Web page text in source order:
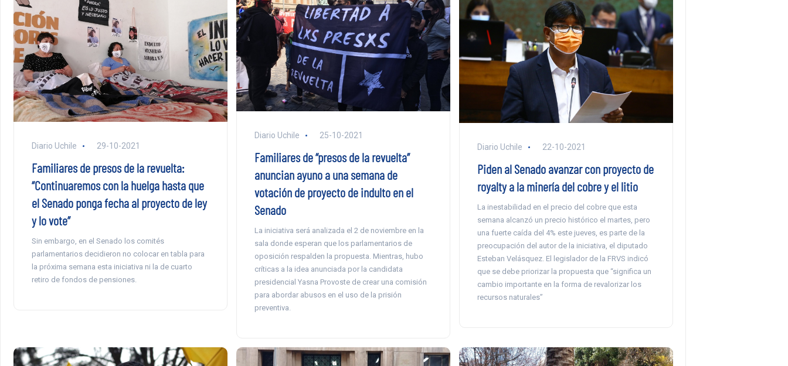
Diario Uchile 29-10-2021
Familiares de presos de la revuelta:
“Continuaremos con la huelga hasta que
el Senado ponga fecha al proyecto de ley
y lo vote”
Sin embargo, en el Senado los comités
parlamentarios decidieron no colocar en tabla para
la próxima semana esta iniciativa ni la de cuarto
retiro de fondos de pensiones.
Diario Uchile 25-10-2021
Familiares de “presos de la revuelta”
anuncian ayuno a una semana de
votación de proyecto de indulto en el
Senado
La iniciativa será analizada el 2 de noviembre en la
sala donde esperan que los parlamentarios de
oposición respalden la propuesta. Mientras, hubo
críticas a la idea anunciada por la candidata
presidencial Yasna Provoste de crear una comisión
para abordar abusos en el uso de la prisión
preventiva.
Diario Uchile 22-10-2021
Piden al Senado avanzar con proyecto de
royalty a la minería del cobre y el litio
La inestabilidad en el precio del cobre que esta
semana alcanzó un precio histórico el martes, pero
una fuerte caída del 4% este jueves, es parte de la
preocupación del autor de la iniciativa, el diputado
Esteban Velásquez. El legislador de la FRVS indicó
que se debe priorizar la propuesta que “significa un
cambio importante en la forma de revalorizar los
recursos naturales”